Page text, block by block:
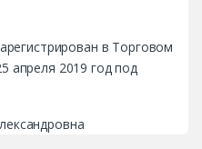
в Торговом
апреля 2019 год под